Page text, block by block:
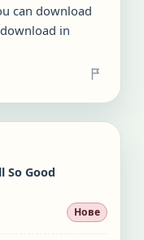
can download
in
So Good
Нове